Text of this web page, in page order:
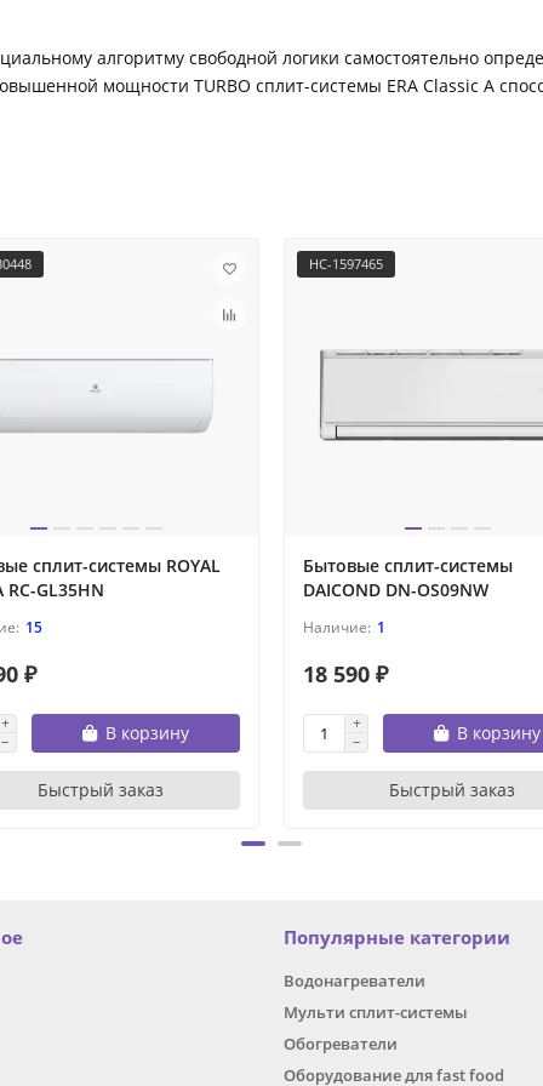
алгоритму свободной логики самостоятельно
мощности TURBO сплит-системы ERA Classic A
сплит-системы ROYAL
RC-GL35HN
15
₽
В корзину
Быстрый заказ
НС-1597465
Бытовые сплит-системы
DAICOND DN-OS09NW
1
18 590 ₽
В корзину
Быстрый заказ
Популярные категории
Водонагреватели
Мульти сплит-системы
Обогреватели
Оборудование для fast food